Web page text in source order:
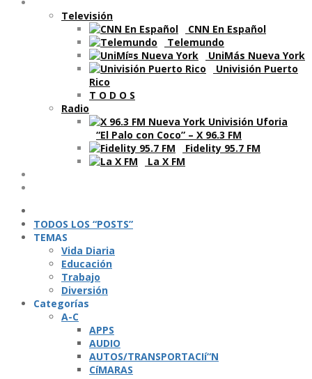
Televisión
CNN En Español
Telemundo
UniMás Nueva York
Univisión Puerto
Rico
T O D O S
Radio
“El Palo con Coco” – X 96.3 FM
Fidelity 95.7 FM
La X FM
TODOS LOS “POSTS”
TEMAS
Vida Diaria
Educación
Trabajo
Diversión
Categorí­as
A-C
APPS
AUDIO
AUTOS/TRANSPORTACIí“N
CíMARAS